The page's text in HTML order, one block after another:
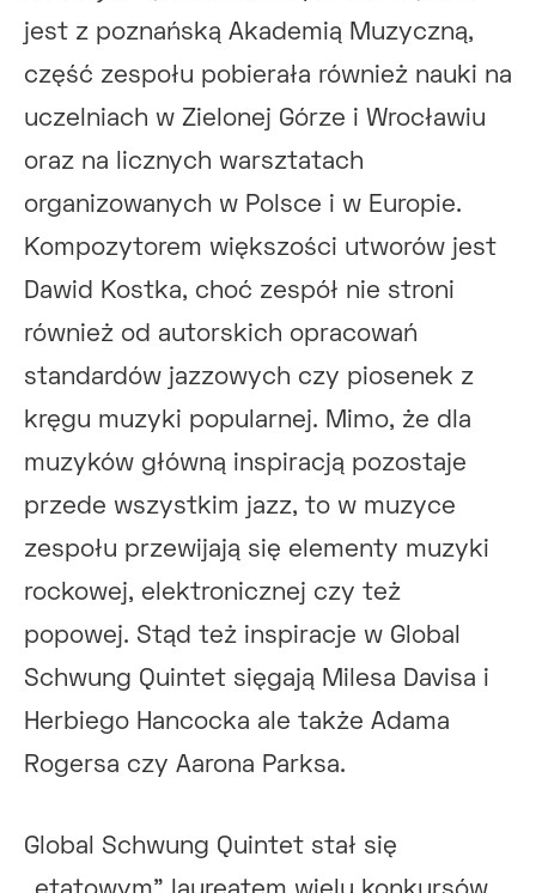
jest z poznańską Akademią Muzyczną,
część zespołu pobierała również nauki na
uczelniach w Zielonej Górze i Wrocławiu
oraz na licznych warsztatach
organizowanych w Polsce i w Europie.
Kompozytorem większości utworów jest
Dawid Kostka, choć zespół nie stroni
również od autorskich opracowań
standardów jazzowych czy piosenek z
kręgu muzyki popularnej. Mimo, że dla
muzyków główną inspiracją pozostaje
przede wszystkim jazz, to w muzyce
zespołu przewijają się elementy muzyki
rockowej, elektronicznej czy też
popowej. Stąd też inspiracje w Global
Schwung Quintet sięgają Milesa Davisa i
Herbiego Hancocka ale także Adama
Rogersa czy Aarona Parksa.
Global Schwung Quintet stał się